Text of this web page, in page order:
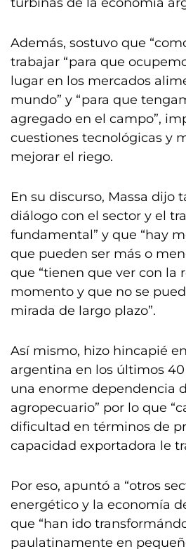
Además, sostuvo que
trabajar “para que
lugar en los mercados
mundo” y “para que
agregado en el campo”,
cuestiones tecnológicas y
mejorar el riego.
En su discurso, Massa dijo
diálogo con el sector y el
fundamental” y que “hay
que pueden ser más o
que “tienen que ver con la
momento y que no se
mirada de largo plazo”.
Así mismo, hizo hincapié
argentina en los últimos
una enorme dependencia
agropecuario” por lo que
dificultad en términos de
capacidad exportadora le
Por eso, apuntó a “otros
energético y la economía
que “han ido
paulatinamente en